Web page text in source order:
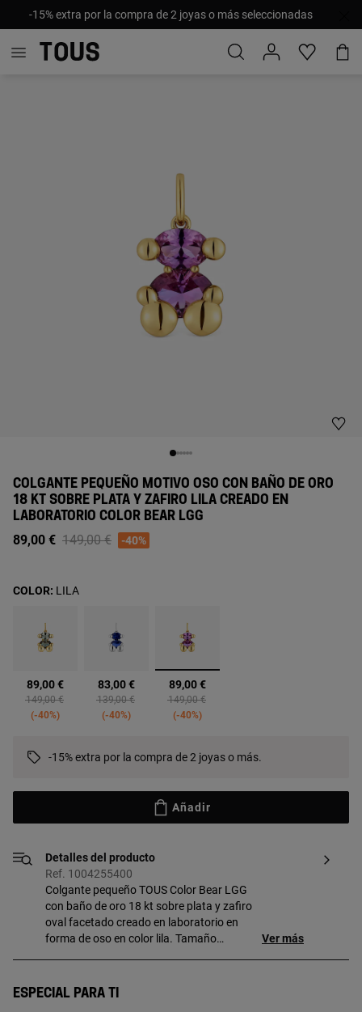
-15% extra por la compra de 2 joyas o más seleccionadas
COLGANTE PEQUEÑO MOTIVO OSO CON BAÑO DE ORO
18 KT SOBRE PLATA Y ZAFIRO LILA CREADO EN
LABORATORIO COLOR BEAR LGG
89,00 € Price reduced from
149,00 €to-40%
89,00 €
Price reduced from
149,00 €to
-40%
83,00 €
Price reduced from
139,00 €to
-40%
seleccionado
89,00 €
Price reduced from
149,00 €to
-40%
COLOR: LILA
-15% extra por la compra de 2 joyas o más.
Añadir
Detalles del producto
Ref. 1004255400
Colgante pequeño TOUS Color Bear LGG
con baño de oro 18 kt sobre plata y zafiro
oval facetado creado en laboratorio en
forma de oso en color lila. Tamaño
primera ley con baño de oro de 18 a 23 kt
Ver más
Especial para ti